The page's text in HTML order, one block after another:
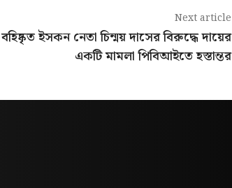
Next article
বহিষ্কৃত ইসকন নেতা চিন্ময় দাসের বিরুদ্ধে দায়ের
একটি মামলা পিবিআইতে হস্তান্তর